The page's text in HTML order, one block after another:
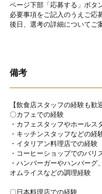
ページ下部「応募する」ボタ
必要事項をご記入のうえご応
後日、選考の詳細についてご
備考
【飲食店スタッフの経験も歓
〇カフェでの経験
・カフェスタッフやホールス
・キッチンスタッフなどの経
・イタリアン料理店での経験
・コーヒーショップでのバリ
・ハンバーガーやハンバーグ、
オムライスなどの調理経験
〇日本料理店での経験